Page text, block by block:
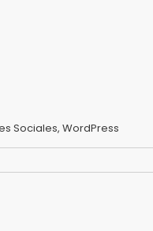
Sociales, WordPress